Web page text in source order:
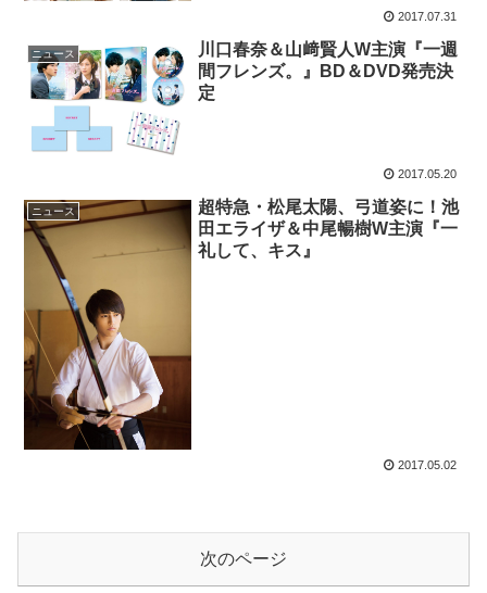
2017.07.31
ニュース
川口春奈＆山﨑賢人W主演『一週
間フレンズ。』BD＆DVD発売決
定
2017.05.20
ニュース
超特急・松尾太陽、弓道姿に！池
田エライザ＆中尾暢樹W主演『一
礼して、キス』
2017.05.02
次のページ